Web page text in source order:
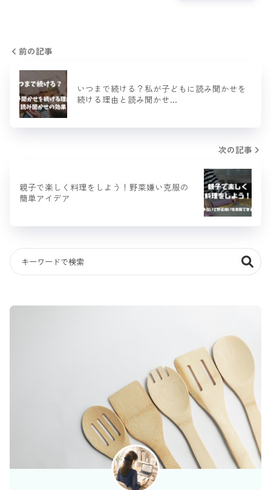
前の記事
いつまで続ける？私が子どもに読み聞かせを
続ける理由と読み聞かせ…
次の記事
親子で楽しく料理をしよう！野菜嫌い克服の
簡単アイデア